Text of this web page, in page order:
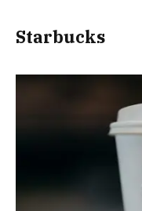
Starbucks